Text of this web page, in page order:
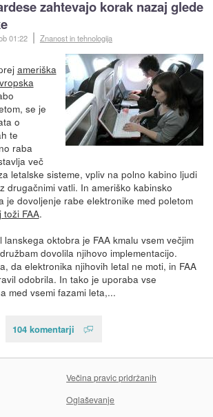
zahtevajo korak nazaj glede
01:22 Znanost in tehnologija
ameriška
se je
o
te
raba
več
letalske sisteme, vpliv na polno kabino ljudi
drugačnimi vatli. In ameriško kabinsko
je dovoljenje rabe elektronike med poletom
FAA.
lanskega oktobra je FAA kmalu vsem večjim
dovolila njihovo implementacijo.
da elektronika njihovih letal ne moti, in FAA
odobrila. In tako je uporaba vse
med vsemi fazami leta,...
104 komentarji
Večina pravic pridržanih
Oglaševanje